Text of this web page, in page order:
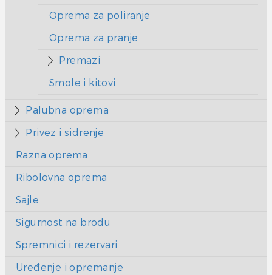
Oprema za poliranje
Oprema za pranje
Premazi
Smole i kitovi
Palubna oprema
Privez i sidrenje
Razna oprema
Ribolovna oprema
Sajle
Sigurnost na brodu
Spremnici i rezervari
Uređenje i opremanje